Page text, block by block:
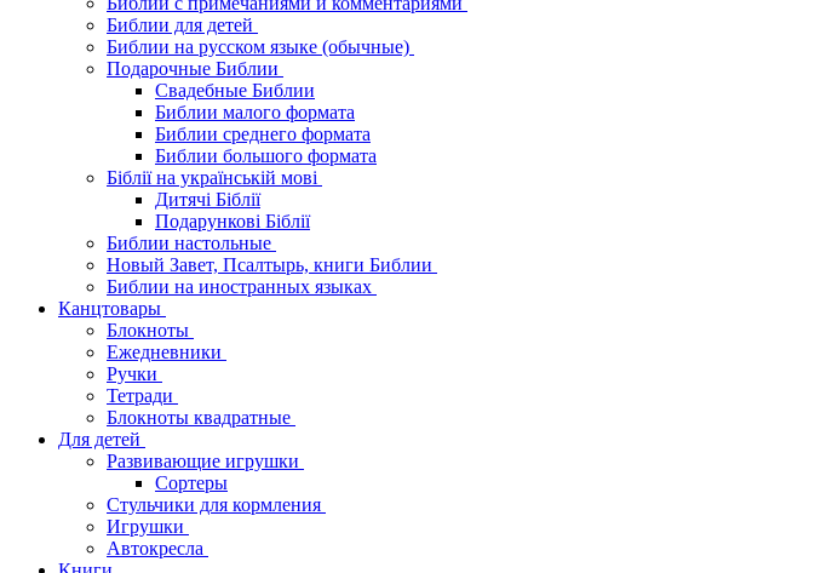
Библии для детей
Библии на русском языке (обычные)
Подарочные Библии
Свадебные Библии
Библии малого формата
Библии среднего формата
Библии большого формата
Біблії на українській мові
Дитячі Біблії
Подарункові Біблії
Библии настольные
Новый Завет, Псалтырь, книги Библии
Библии на иностранных языках
Канцтовары
Блокноты
Ежедневники
Ручки
Тетради
Блокноты квадратные
Для детей
Развивающие игрушки
Сортеры
Стульчики для кормления
Игрушки
Автокресла